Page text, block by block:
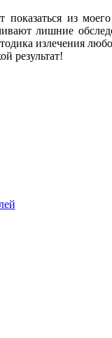
из
лишние
излечения
результат!